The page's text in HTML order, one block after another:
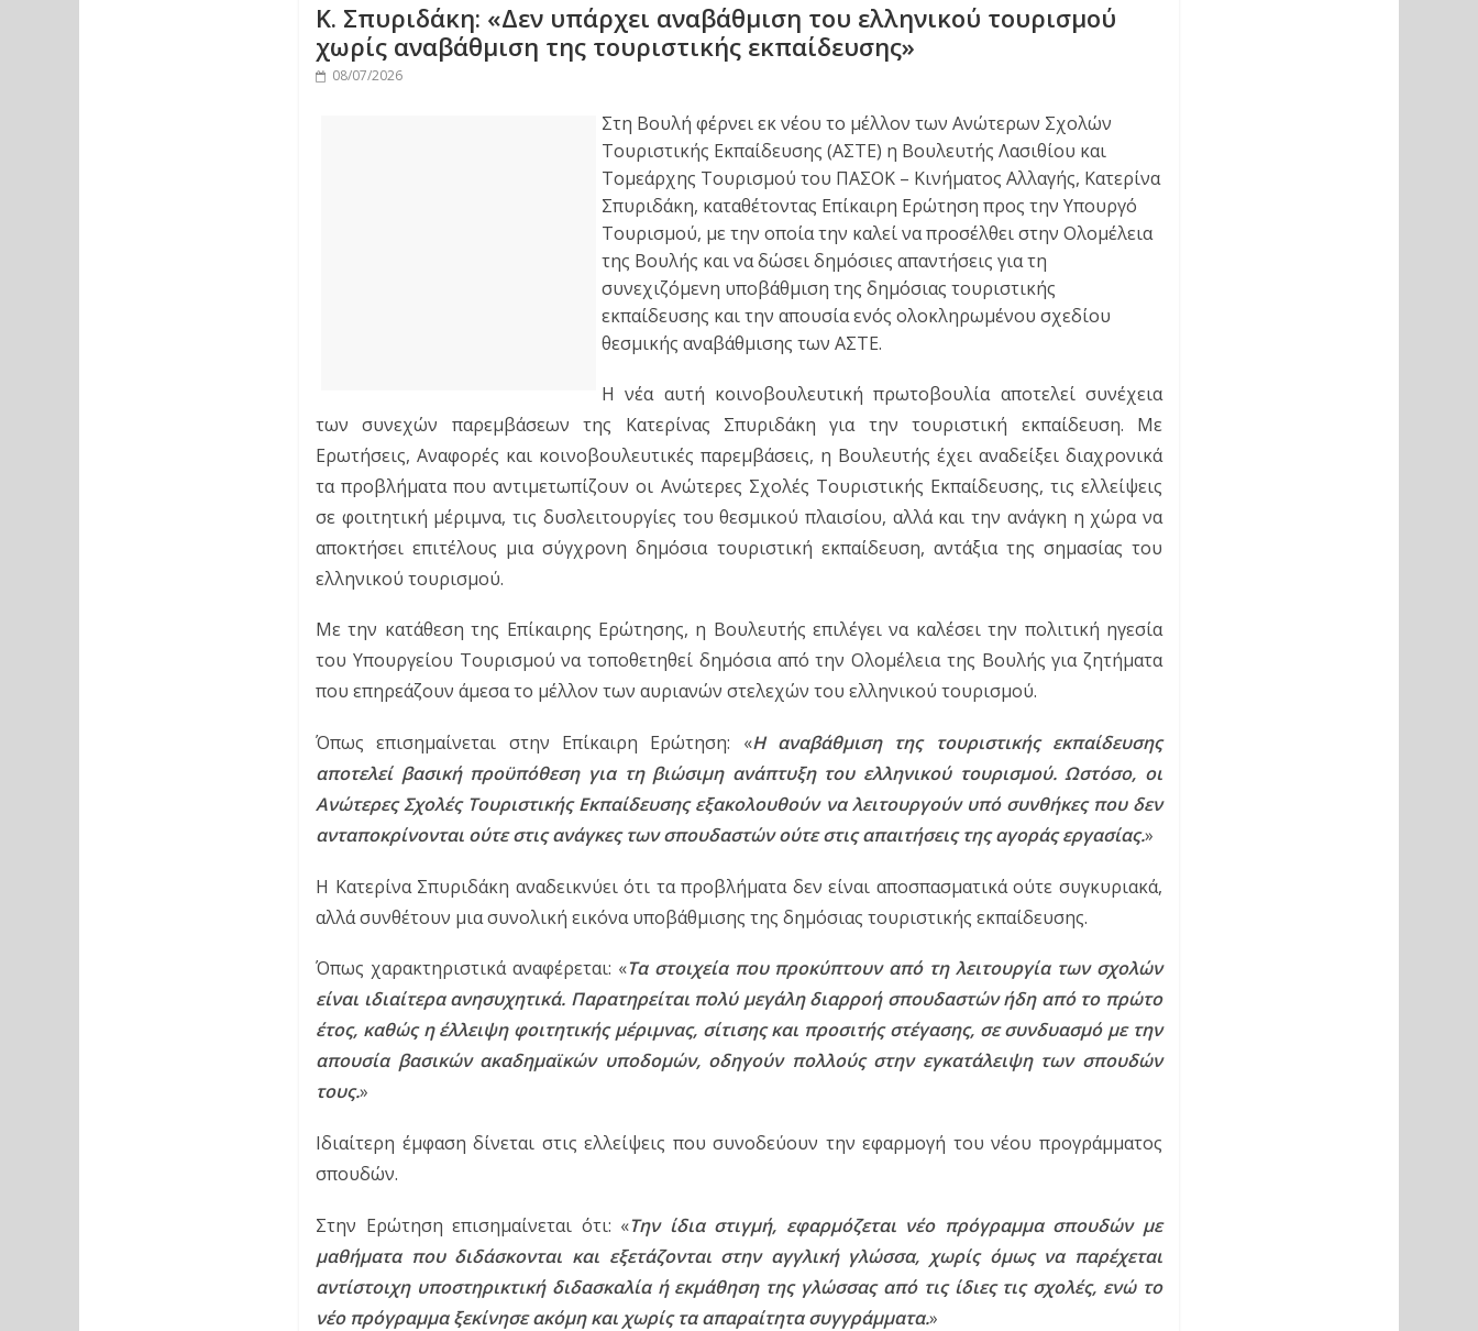
Κ. Σπυριδάκη: «Δεν υπάρχει αναβάθμιση του ελληνικού τουρισμού
χωρίς αναβάθμιση της τουριστικής εκπαίδευσης»
08/07/2026
Στη Βουλή φέρνει εκ νέου το μέλλον των Ανώτερων Σχολών
Τουριστικής Εκπαίδευσης (ΑΣΤΕ) η Βουλευτής Λασιθίου και
Τομεάρχης Τουρισμού του ΠΑΣΟΚ – Κινήματος Αλλαγής, Κατερίνα
Σπυριδάκη, καταθέτοντας Επίκαιρη Ερώτηση προς την Υπουργό
Τουρισμού, με την οποία την καλεί να προσέλθει στην Ολομέλεια
της Βουλής και να δώσει δημόσιες απαντήσεις για τη
συνεχιζόμενη υποβάθμιση της δημόσιας τουριστικής
εκπαίδευσης και την απουσία ενός ολοκληρωμένου σχεδίου
θεσμικής αναβάθμισης των ΑΣΤΕ.
Η νέα αυτή κοινοβουλευτική πρωτοβουλία αποτελεί συνέχεια
των συνεχών παρεμβάσεων της Κατερίνας Σπυριδάκη για την τουριστική εκπαίδευση. Με
Ερωτήσεις, Αναφορές και κοινοβουλευτικές παρεμβάσεις, η Βουλευτής έχει αναδείξει διαχρονικά
τα προβλήματα που αντιμετωπίζουν οι Ανώτερες Σχολές Τουριστικής Εκπαίδευσης, τις ελλείψεις
σε φοιτητική μέριμνα, τις δυσλειτουργίες του θεσμικού πλαισίου, αλλά και την ανάγκη η χώρα να
αποκτήσει επιτέλους μια σύγχρονη δημόσια τουριστική εκπαίδευση, αντάξια της σημασίας του
ελληνικού τουρισμού.
Με την κατάθεση της Επίκαιρης Ερώτησης, η Βουλευτής επιλέγει να καλέσει την πολιτική ηγεσία
του Υπουργείου Τουρισμού να τοποθετηθεί δημόσια από την Ολομέλεια της Βουλής για ζητήματα
που επηρεάζουν άμεσα το μέλλον των αυριανών στελεχών του ελληνικού τουρισμού.
Όπως επισημαίνεται στην Επίκαιρη Ερώτηση: «Η αναβάθμιση της τουριστικής εκπαίδευσης
αποτελεί βασική προϋπόθεση για τη βιώσιμη ανάπτυξη του ελληνικού τουρισμού. Ωστόσο, οι
Ανώτερες Σχολές Τουριστικής Εκπαίδευσης εξακολουθούν να λειτουργούν υπό συνθήκες που δεν
ανταποκρίνονται ούτε στις ανάγκες των σπουδαστών ούτε στις απαιτήσεις της αγοράς εργασίας.»
Η Κατερίνα Σπυριδάκη αναδεικνύει ότι τα προβλήματα δεν είναι αποσπασματικά ούτε συγκυριακά,
αλλά συνθέτουν μια συνολική εικόνα υποβάθμισης της δημόσιας τουριστικής εκπαίδευσης.
Όπως χαρακτηριστικά αναφέρεται: «Τα στοιχεία που προκύπτουν από τη λειτουργία των σχολών
είναι ιδιαίτερα ανησυχητικά. Παρατηρείται πολύ μεγάλη διαρροή σπουδαστών ήδη από το πρώτο
έτος, καθώς η έλλειψη φοιτητικής μέριμνας, σίτισης και προσιτής στέγασης, σε συνδυασμό με την
απουσία βασικών ακαδημαϊκών υποδομών, οδηγούν πολλούς στην εγκατάλειψη των σπουδών
τους.»
Ιδιαίτερη έμφαση δίνεται στις ελλείψεις που συνοδεύουν την εφαρμογή του νέου προγράμματος
σπουδών.
Στην Ερώτηση επισημαίνεται ότι: «Την ίδια στιγμή, εφαρμόζεται νέο πρόγραμμα σπουδών με
μαθήματα που διδάσκονται και εξετάζονται στην αγγλική γλώσσα, χωρίς όμως να παρέχεται
αντίστοιχη υποστηρικτική διδασκαλία ή εκμάθηση της γλώσσας από τις ίδιες τις σχολές, ενώ το
νέο πρόγραμμα ξεκίνησε ακόμη και χωρίς τα απαραίτητα συγγράμματα.»